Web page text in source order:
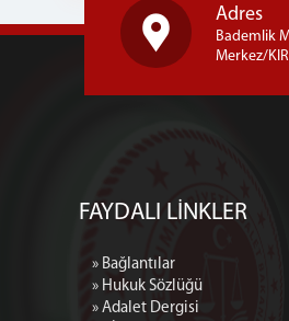
Adres
Bademlik
Merkez/
FAYDALI LİNKLER
» Bağlantılar
» Hukuk Sözlüğü
» Adalet Dergisi